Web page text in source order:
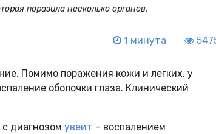
поразила несколько органов.
1 минута
Помимо поражения кожи и легких, у
оболочки глаза. Клинический
диагнозом увеит – воспалением